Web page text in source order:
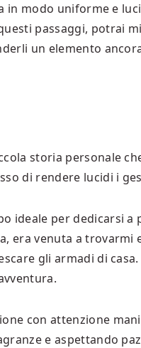
in modo uniforme e
passaggi, potrai
un elemento
storia personale
di rendere lucidi i
ideale per dedicarsi a
era venuta a trovarmi
gli armadi di casa.
con attenzione
e aspettando